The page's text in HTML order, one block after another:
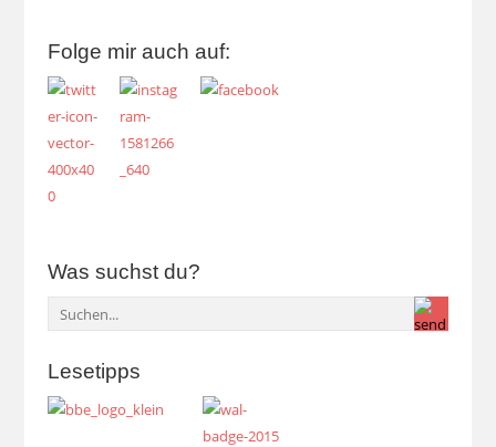
Folge mir auch auf:
Was suchst du?
Lesetipps